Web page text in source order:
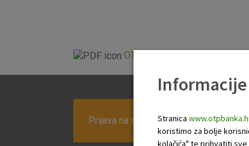
OTP Dnevno financijsko
Prijava na newsletter OTP banke
Stranica
koristimo za bolje
kolačića" te prihvatiti